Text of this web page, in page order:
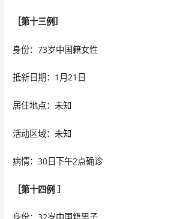
［第十三例］
身份：73岁中国籍女性
抵新日期：1月21日
居住地点：未知
活动区域：未知
病情：30日下午2点确诊
［第十四例 ］